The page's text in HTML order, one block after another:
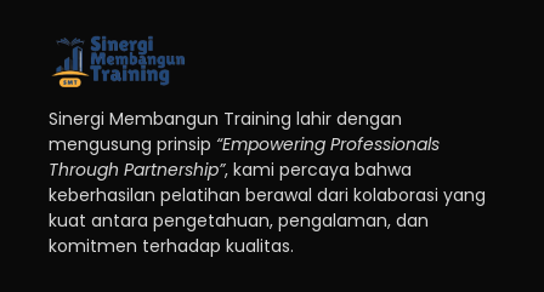
Sinergi Membangun Training lahir dengan
mengusung prinsip “Empowering Professionals
Through Partnership”, kami percaya bahwa
keberhasilan pelatihan berawal dari kolaborasi yang
kuat antara pengetahuan, pengalaman, dan
komitmen terhadap kualitas.